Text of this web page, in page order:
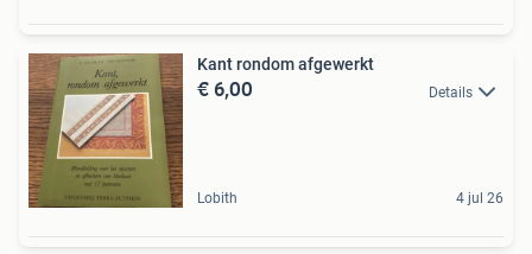
Kant rondom afgewerkt
€ 6,00 Details
Lobith 4 jul 26